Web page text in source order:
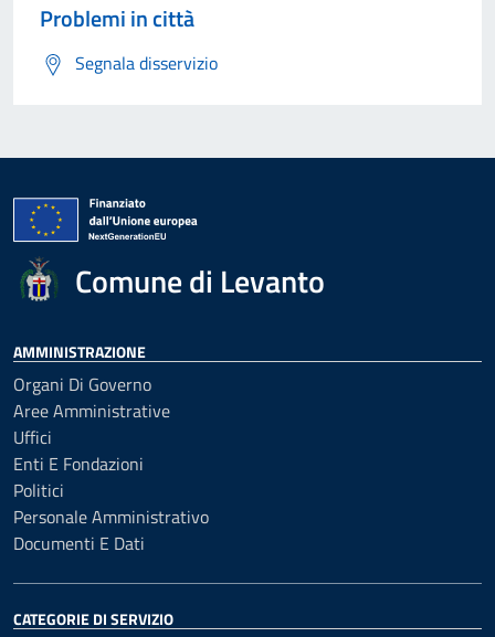
Problemi in città
Segnala disservizio
Comune di Levanto
AMMINISTRAZIONE
Organi Di Governo
Aree Amministrative
Uffici
Enti E Fondazioni
Politici
Personale Amministrativo
Documenti E Dati
CATEGORIE DI SERVIZIO